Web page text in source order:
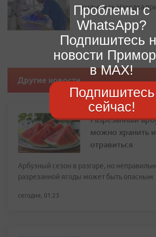
жилье: как Находка
Другие новости
Разрезанный
можно хранить и
отравиться
Арбузный сезон в разгаре, но
разрезанной ягоды может быть опасным
сегодня, 01:23
Проблемы с
WhatsApp?
Подпишитесь
новости
в MAX!
Подпишитесь
сейчас!